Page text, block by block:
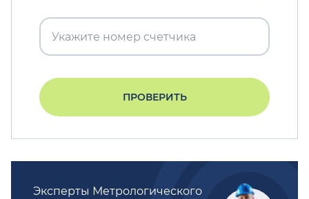
ПРОВЕРИТЬ
Эксперты Метрологического